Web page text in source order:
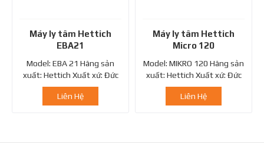
Máy ly tâm Hettich
EBA21
Model: EBA 21 Hãng sản
xuất: Hettich Xuất xứ: Đức
Máy ly tâm Hettich EBA21...
Liên Hệ
Máy ly tâm Hettich
Micro 120
Model: MIKRO 120 Hãng sản
xuất: Hettich Xuất xứ: Đức
Liên Hệ